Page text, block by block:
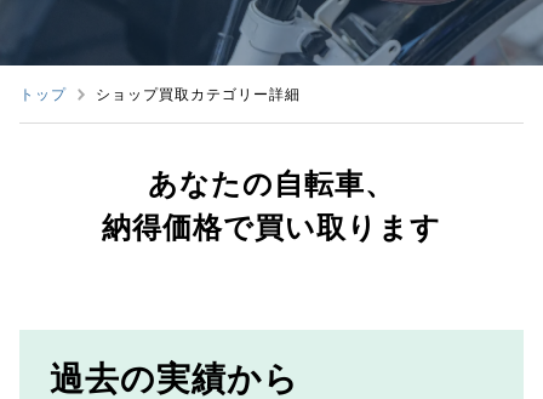
トップ ショップ買取カテゴリー詳細
あなたの自転車、
納得価格で買い取ります
過去の実績から